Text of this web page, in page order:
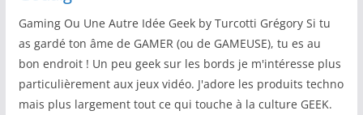
Gaming Ou Une Autre Idée Geek by Turcotti Grégory Si tu
as gardé ton âme de GAMER (ou de GAMEUSE), tu es au
bon endroit ! Un peu geek sur les bords je m'intéresse plus
particulièrement aux jeux vidéo. J'adore les produits techno
mais plus largement tout ce qui touche à la culture GEEK.